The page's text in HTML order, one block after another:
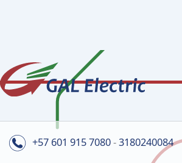
+57 601 915 7080-3180240084